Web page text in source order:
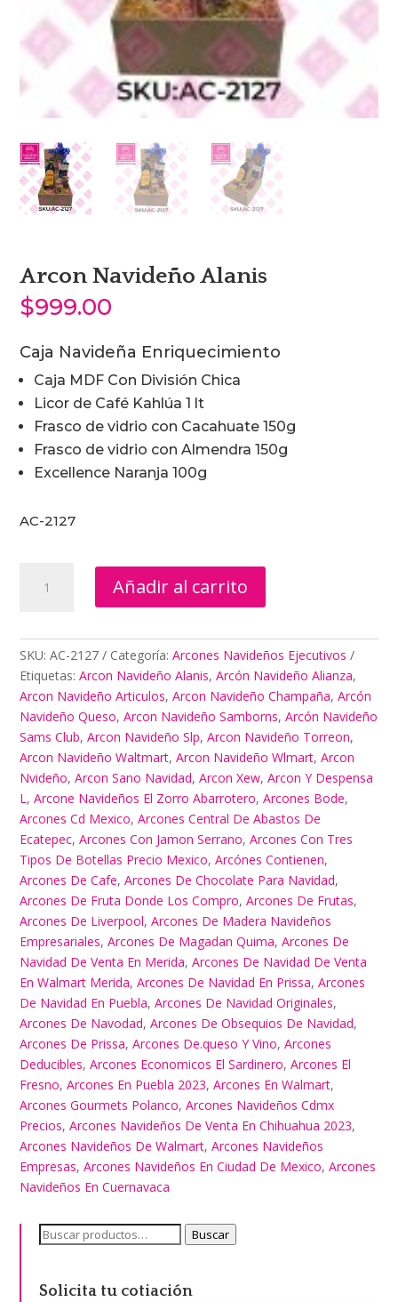
Arcon Navideño Alanis
$999.00
Caja Navideña Enriquecimiento
Caja MDF Con División Chica
Licor de Café Kahlúa 1 lt
Frasco de vidrio con Cacahuate 150g
Frasco de vidrio con Almendra 150g
Excellence Naranja 100g
AC-2127
Navideño
Añadir al carrito
SKU:AC-2127 Categoría:Arcones Navideños Ejecutivos
Etiquetas:Arcon Navideño Alanis,Arcón Navideño Alianza,
Arcon Navideño Articulos,Arcon Navideño Champaña,Arcón
Navideño Queso,Arcon Navideño Samborns,Arcón Navideño
Sams Club,Arcon Navideño Slp,Arcon Navideño Torreon,
Arcon Navideño Waltmart,Arcon Navideño Wlmart,Arcon
Nvideño,Arcon Sano Navidad,Arcon Xew,Arcon Y Despensa
L ,Arcone Navideños El Zorro Abarrotero,Arcones Bode,
Arcones Cd Mexico,Arcones Central De Abastos De
Ecatepec,Arcones Con Jamon Serrano,Arcones Con Tres
Tipos De Botellas Precio Mexico,Arcónes Contienen,
Arcones De Cafe,Arcones De Chocolate Para Navidad,
Arcones De Fruta Donde Los Compro,Arcones De Frutas,
Arcones De Liverpool,Arcones De Madera Navideños
Empresariales,Arcones De Magadan Quima,Arcones De
Navidad De Venta En Merida,Arcones De Navidad De Venta
En Walmart Merida,Arcones De Navidad En Prissa,Arcones
De Navidad En Puebla,Arcones De Navidad Originales,
Arcones De Navodad,Arcones De Obsequios De Navidad,
Arcones De Prissa,Arcones De.queso Y Vino,Arcones
Deducibles,Arcones Economicos El Sardinero,Arcones El
Fresno,Arcones En Puebla 2023,Arcones En Walmart,
Arcones Gourmets Polanco,Arcones Navideños Cdmx
Precios,Arcones Navideños De Venta En Chihuahua 2023,
Arcones Navideños De Walmart,Arcones Navideños
Empresas,Arcones Navideños En Ciudad De Mexico,Arcones
Navideños En Cuernavaca
Buscar
Buscar
Solicita tu cotiación